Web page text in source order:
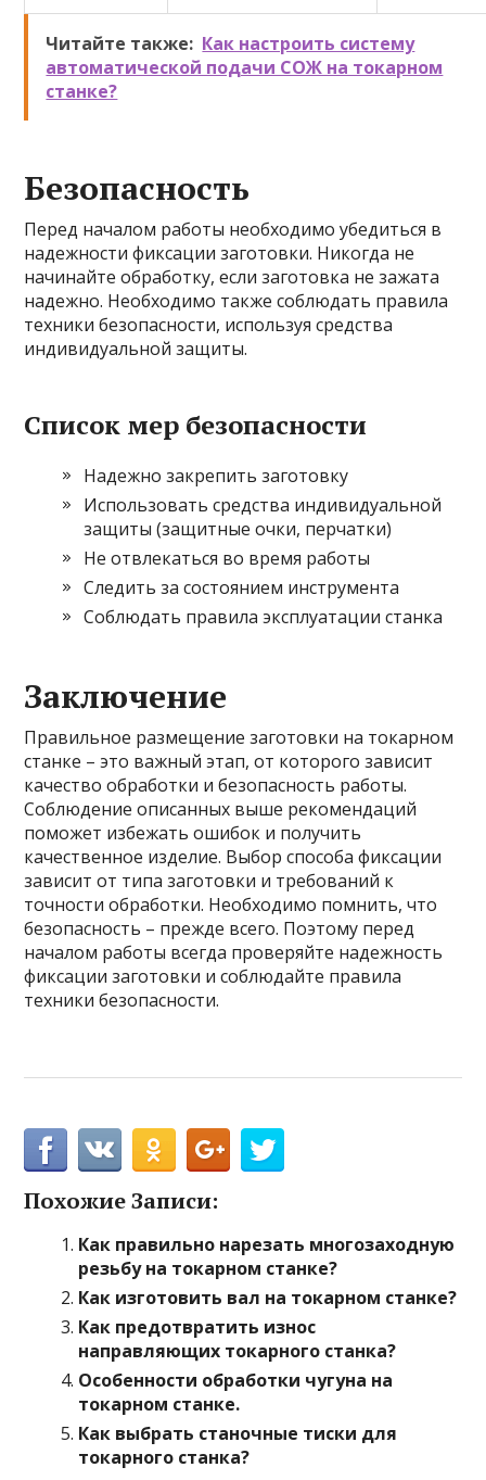
Читайте также: Как настроить систему
автоматической подачи СОЖ на токарном
станке?
Безопасность
Перед началом работы необходимо убедиться в
надежности фиксации заготовки. Никогда не
начинайте обработку, если заготовка не зажата
надежно. Необходимо также соблюдать правила
техники безопасности, используя средства
индивидуальной защиты.
Список мер безопасности
Надежно закрепить заготовку
Использовать средства индивидуальной
защиты (защитные очки, перчатки)
Не отвлекаться во время работы
Следить за состоянием инструмента
Соблюдать правила эксплуатации станка
Заключение
Правильное размещение заготовки на токарном
станке – это важный этап, от которого зависит
качество обработки и безопасность работы.
Соблюдение описанных выше рекомендаций
поможет избежать ошибок и получить
качественное изделие. Выбор способа фиксации
зависит от типа заготовки и требований к
точности обработки. Необходимо помнить, что
безопасность – прежде всего. Поэтому перед
началом работы всегда проверяйте надежность
фиксации заготовки и соблюдайте правила
техники безопасности.
Похожие Записи:
Как правильно нарезать многозаходную
резьбу на токарном станке?
Как изготовить вал на токарном станке?
Как предотвратить износ
направляющих токарного станка?
Особенности обработки чугуна на
токарном станке.
Как выбрать станочные тиски для
токарного станка?